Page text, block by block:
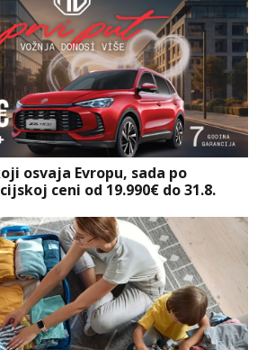
osvaja Evropu, sada po
ceni od 19.990€ do 31.8.